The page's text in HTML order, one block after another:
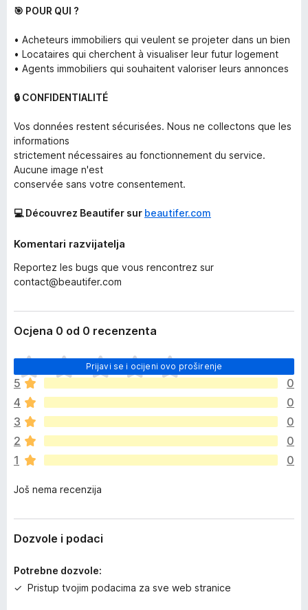
🎯 POUR QUI ?
• Acheteurs immobiliers qui veulent se projeter dans un bien
• Locataires qui cherchent à visualiser leur futur logement
• Agents immobiliers qui souhaitent valoriser leurs annonces
🔒 CONFIDENTIALITÉ
Vos données restent sécurisées. Nous ne collectons que les
informations
strictement nécessaires au fonctionnement du service.
Aucune image n'est
conservée sans votre consentement.
💻 Découvrez Beautifer sur beautifer.com
Komentari razvijatelja
Reportez les bugs que vous rencontrez sur
contact@beautifer.com
Ocjena 0 od 0 recenzenta
Prijavi se i ocijeni ovo proširenje
J
o
š
n
e
m
a
o
j
n
a
5
0
4
0
3
0
2
0
1
0
Još nema recenzija
Dozvole i podaci
Potrebne dozvole:
Pristup tvojim podacima za sve web stranice